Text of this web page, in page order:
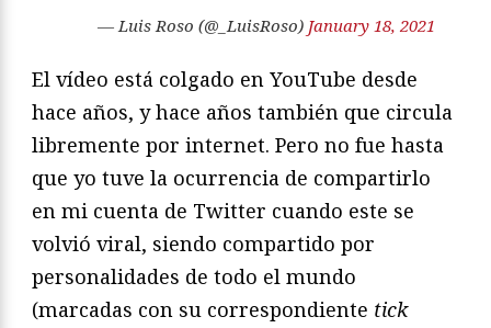
— Luis Roso (@_LuisRoso) January 18, 2021
El vídeo está colgado en YouTube desde
hace años, y hace años también que circula
libremente por internet. Pero no fue hasta
que yo tuve la ocurrencia de compartirlo
en mi cuenta de Twitter cuando este se
volvió viral, siendo compartido por
personalidades de todo el mundo
(marcadas con su correspondiente tick